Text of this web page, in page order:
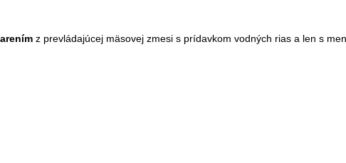
z prevládajúcej mäsovej zmesi s prídavkom vodných rias a len s